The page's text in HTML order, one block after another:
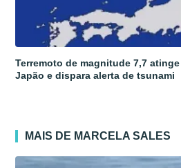
Terremoto de magnitude 7,7
Japão e dispara alerta de tsunami
MAIS DE MARCELA SALES